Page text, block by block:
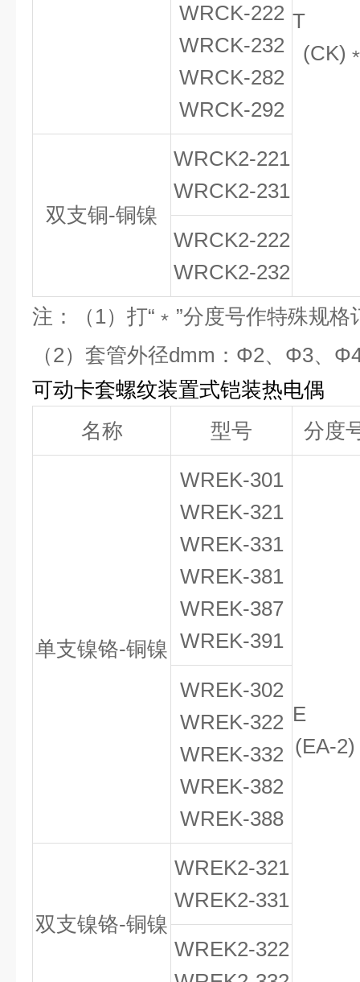
T
WRCK-222
WRCK-232
WRCK-282
WRCK-292
双支铜-铜镍
WRCK2-221
WRCK2-231
WRCK2-222
WRCK2-232
注：（1）打“﹡”分度号作特殊规格
（2）套管外径dmm：Φ2、Φ3、
可动卡套螺纹装置式铠装热电偶
名称
型号 分度
单支镍铬-铜镍
WREK-301
WREK-321
WREK-331
WREK-381
WREK-387
WREK-391
E
(EA-
WREK-302
WREK-322
WREK-332
WREK-382
WREK-388
双支镍铬-铜镍
WREK2-321
WREK2-331
WREK2-322